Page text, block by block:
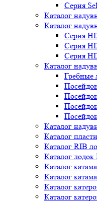
Серия
Каталог
Каталог
Серия
Серия
Серия
Каталог
Гребные
Каталог
Каталог
Каталог RIB
Каталог лодок
Каталог
Каталог
Каталог
Каталог